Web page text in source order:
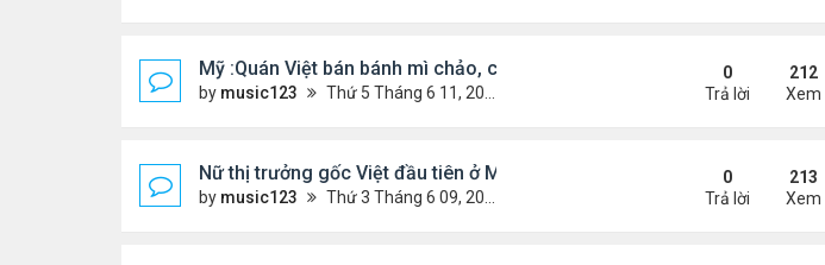
Mỹ :Quán Việt bán bánh mì chảo, cà phê mắm gây chú ý tại Mỹ
by music123 Thứ 5 Tháng 6 11, 2026 7:57 pm
0
Trả lời
212
Xem
Nữ thị trưởng gốc Việt đầu tiên ở Mỹ tái đắc cử
by music123 Thứ 3 Tháng 6 09, 2026 6:23 pm
0
Trả lời
213
Xem